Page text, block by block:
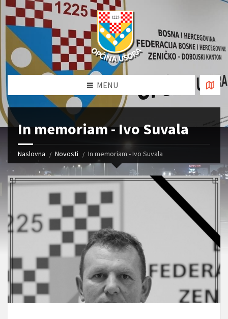
MENU
In memoriam - Ivo Suvala
Naslovna Novosti In memoriam - Ivo Suvala